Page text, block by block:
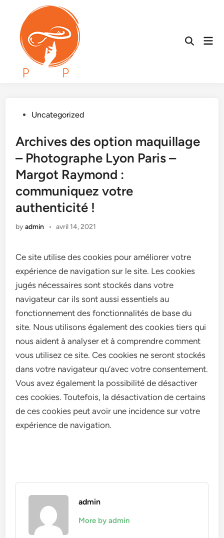
content
Open
PostedUncategorized
Archives des option maquillage
– Photographe Lyon Paris –
Margot Raymond :
communiquez votre
authenticité !
byadmin • avril 14, 2021
Ce site utilise des cookies pour améliorer votre
expérience de navigation sur le site. Les cookies
jugés nécessaires sont stockés dans votre
navigateur car ils sont aussi essentiels au
fonctionnement des fonctionnalités de base du
site. Nous utilisons également des cookies tiers qui
nous aident à analyser et à comprendre comment
vous utilisez ce site. Ces cookies ne seront stockés
dans votre navigateur qu’avec votre consentement.
Vous avez également la possibilité de désactiver
ces cookies. Toutefois, la désactivation de certains
de ces cookies peut avoir une incidence sur votre
expérience de navigation.
admin
More by admin